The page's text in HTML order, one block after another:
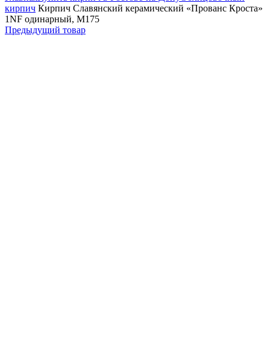
кирпич Кирпич Славянский керамический «Прованс Кроста»
1NF одинарный, М175
Предыдущий товар